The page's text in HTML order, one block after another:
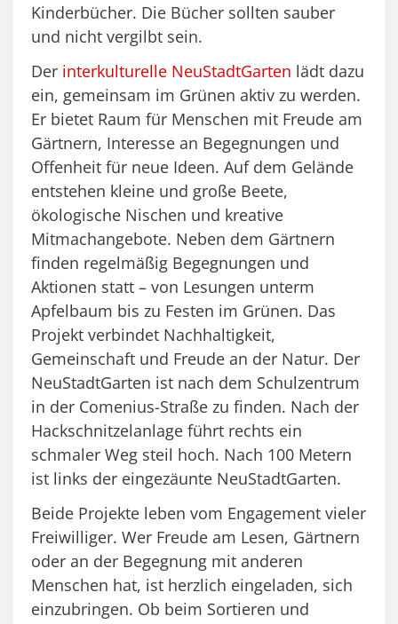
Kinderbücher. Die Bücher sollten sauber
und nicht vergilbt sein.
Der interkulturelle NeuStadtGarten lädt dazu
ein, gemeinsam im Grünen aktiv zu werden.
Er bietet Raum für Menschen mit Freude am
Gärtnern, Interesse an Begegnungen und
Offenheit für neue Ideen. Auf dem Gelände
entstehen kleine und große Beete,
ökologische Nischen und kreative
Mitmachangebote. Neben dem Gärtnern
finden regelmäßig Begegnungen und
Aktionen statt – von Lesungen unterm
Apfelbaum bis zu Festen im Grünen. Das
Projekt verbindet Nachhaltigkeit,
Gemeinschaft und Freude an der Natur. Der
NeuStadtGarten ist nach dem Schulzentrum
in der Comenius-Straße zu finden. Nach der
Hackschnitzelanlage führt rechts ein
schmaler Weg steil hoch. Nach 100 Metern
ist links der eingezäunte NeuStadtGarten.
Beide Projekte leben vom Engagement vieler
Freiwilliger. Wer Freude am Lesen, Gärtnern
oder an der Begegnung mit anderen
Menschen hat, ist herzlich eingeladen, sich
einzubringen. Ob beim Sortieren und